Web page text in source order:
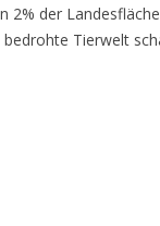
2% der
Tierwelt